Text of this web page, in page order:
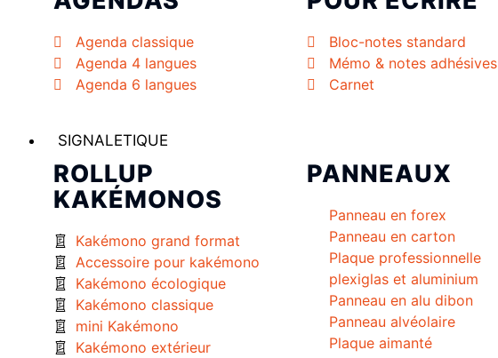
Agenda classique
Agenda 4 langues
Agenda 6 langues
Bloc-notes standard
Mémo & notes adhésives
Carnet
SIGNALETIQUE
ROLLUP
KAKÉMONOS
Kakémono grand format
Accessoire pour kakémono
Kakémono écologique
Kakémono classique
mini Kakémono
Kakémono extérieur
PANNEAUX
Panneau en forex
Panneau en carton
Plaque professionnelle
plexiglas et aluminium
Panneau en alu dibon
Panneau alvéolaire
Plaque aimanté